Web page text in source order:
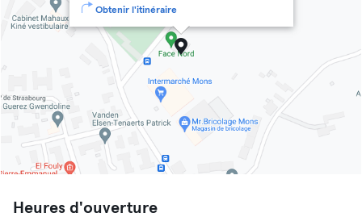
Obtenir l'itinéraire
Heures d'ouverture